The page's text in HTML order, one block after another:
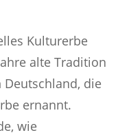
Kulturerbe
alte Tradition
Deutschland, die
ernannt.
wie